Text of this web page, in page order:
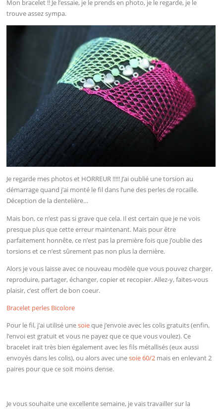
Mon bracelet !! Je l’essaie, je le prends en photo, je le regarde, je le
trouve assez sympa.
Je regarde mes photos et HORREUR !!!!! J’ai oublié une torsion au
démarrage quand j’ai monté le fil dans l’une des perles de rocaille.
Déception de la dentelière…
Mais bon, ce n’est pas si grave que cela. Il est certain que je ne vois
presque plus que cette erreur maintenant. Mais pour être
parfaitement honnête, ce n’est pas la première fois que j’oublie des
torsions et ce n’est sûrement pas non plus la dernière.
Alors je vous laisse avec ce nouveau modèle que vous pouvez charger,
reproduire, partager, échanger, copier et recopier. Allez-y, faites-vous
plaisir, c’est offert de bon coeur.
Bracelet perles Bicolore
Pour le fil, j’ai utilisé unesoieque j’envoie avec les colis gratuits (enfin,
l’envoi est gratuit et vous ne payez que ce que vous voulez). Ce
bracelet irait très bien également avec les fils métallisés (eux aussi
envoyés dans les colis), ou alors avec unesoie 60/2 mais en enlevant 2
paires pour que ce soit moins dense.
Je vous souhaite une excellente semaine, je vais travailler sur la